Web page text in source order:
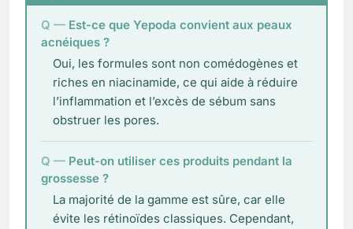
Est-ce que Yepoda convient aux peaux
acnéiques ?
Oui, les formules sont non comédogènes et
riches en niacinamide, ce qui aide à réduire
l’inflammation et l’excès de sébum sans
obstruer les pores.
Peut-on utiliser ces produits pendant la
grossesse ?
La majorité de la gamme est sûre, car elle
évite les rétinoïdes classiques. Cependant,